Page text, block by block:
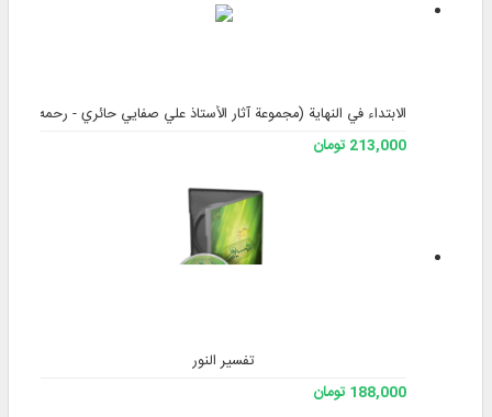
الابتداء في النهاية (مجموعة آثار الأستاذ علي صفايي حائري - رحمه الله) -
213,000 تومان
تفسیر النور
188,000 تومان